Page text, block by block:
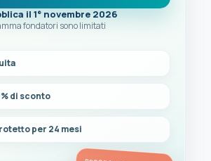
il 1° novembre 2026
fondatori sono limitati
di sconto
per 24 mesi